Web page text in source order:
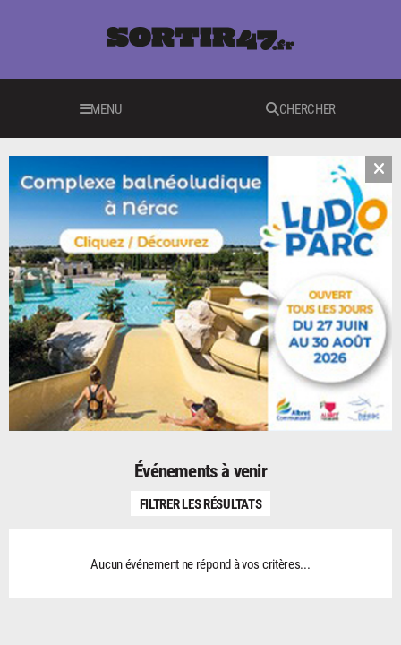
MENU CHERCHER
Événements à venir
Aucun événement ne répond à vos critères...
FILTRER LES RÉSULTATS